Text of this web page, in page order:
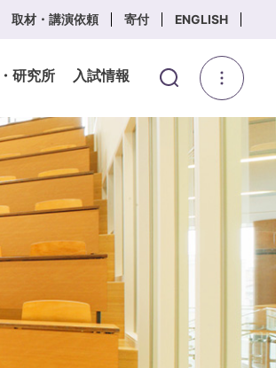
取材・講演依頼 寄付 ENGLISH
研究所 入試情報